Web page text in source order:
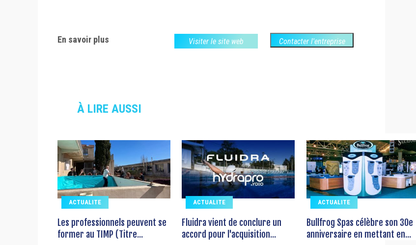
En savoir plus Visiter le site web Contacter l'entreprise
À LIRE AUSSI
ACTUALITE
Les professionnels peuvent se
former au TIMP (Titre...
ACTUALITE
Fluidra vient de conclure un
accord pour l'acquisition...
ACTUALITE
Bullfrog Spas célèbre son 30e
anniversaire en mettant en...